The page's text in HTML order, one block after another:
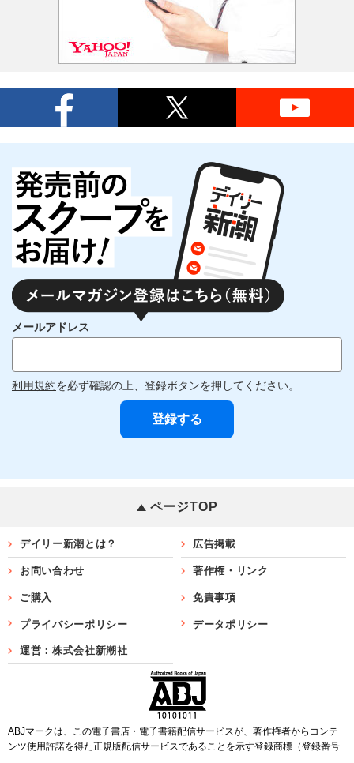
メールアドレス
利用規約を必ず確認の上、登録ボタンを押してください。
ページTOP
デイリー新潮とは？ 広告掲載
お問い合わせ 著作権・リンク
ご購入 免責事項
プライバシーポリシー データポリシー
運営：株式会社新潮社
ABJマークは、この電子書店・電子書籍配信サービスが、著作権者からコンテ
ンツ使用許諾を得た正規版配信サービスであることを示す登録商標（登録番号